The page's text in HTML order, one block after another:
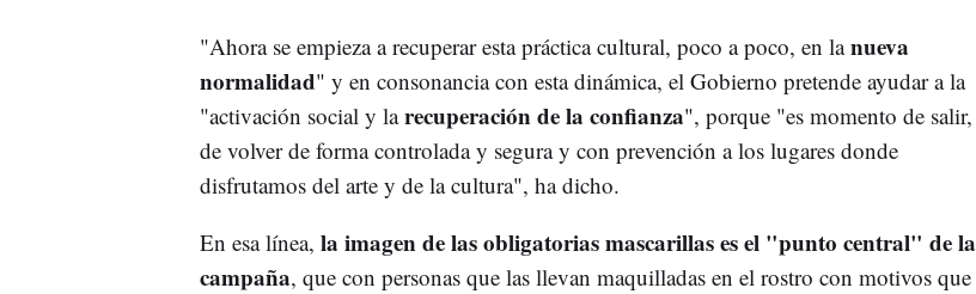
"Ahora se empieza a recuperar esta práctica cultural, poco a poco, en lanueva
normalidad" y en consonancia con esta dinámica, el Gobierno pretende ayudar a la
"activación social y larecuperación de la confianza", porque "es momento de salir,
de volver de forma controlada y segura y con prevención a los lugares donde
disfrutamos del arte y de la cultura", ha dicho.
En esa línea, la imagen de las obligatorias mascarillas es el "punto central" de la
campaña, que con personas que las llevan maquilladas en el rostro con motivos que